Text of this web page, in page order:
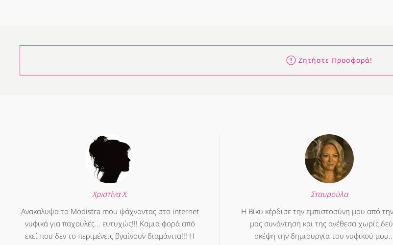
Ζητήστε Προσφορά!
Χριστίνα Χ.
Ανακαλυψα το Modistra mou ψάχνοντας στο internet
νυφικά για παχουλές... ευτυχώς!!! Καμια φορά από
εκεί που δεν το περιμένεις βγαίνουν διαμάντια!!! Η
Σταυρούλα
Η Βίκυ κέρδισε την εμπιστοσύνη μου από
μας συνάντηση και της ανέθεσα χωρίς
σκέψη την δημιουργία του νυφικού